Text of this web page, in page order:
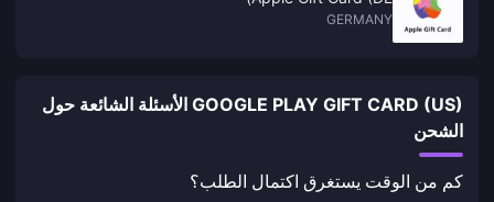
GERMANY
GOOGLE PLAY GIFT CARD (US) الأسئلة الشائعة حول
الشحن
كم من الوقت يستغرق اكتمال الطلب؟